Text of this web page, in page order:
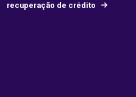
recuperação de crédito